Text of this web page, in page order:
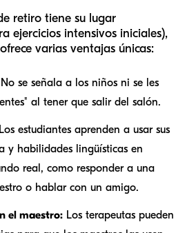
retiro tiene su lugar
ejercicios intensivos iniciales),
varias ventajas únicas:
No se señala a los niños ni se les
al tener que salir del salón.
Los estudiantes aprenden a usar sus
y habilidades lingüísticas en
real, como responder a una
o hablar con un amigo.
el maestro: Los terapeutas pueden